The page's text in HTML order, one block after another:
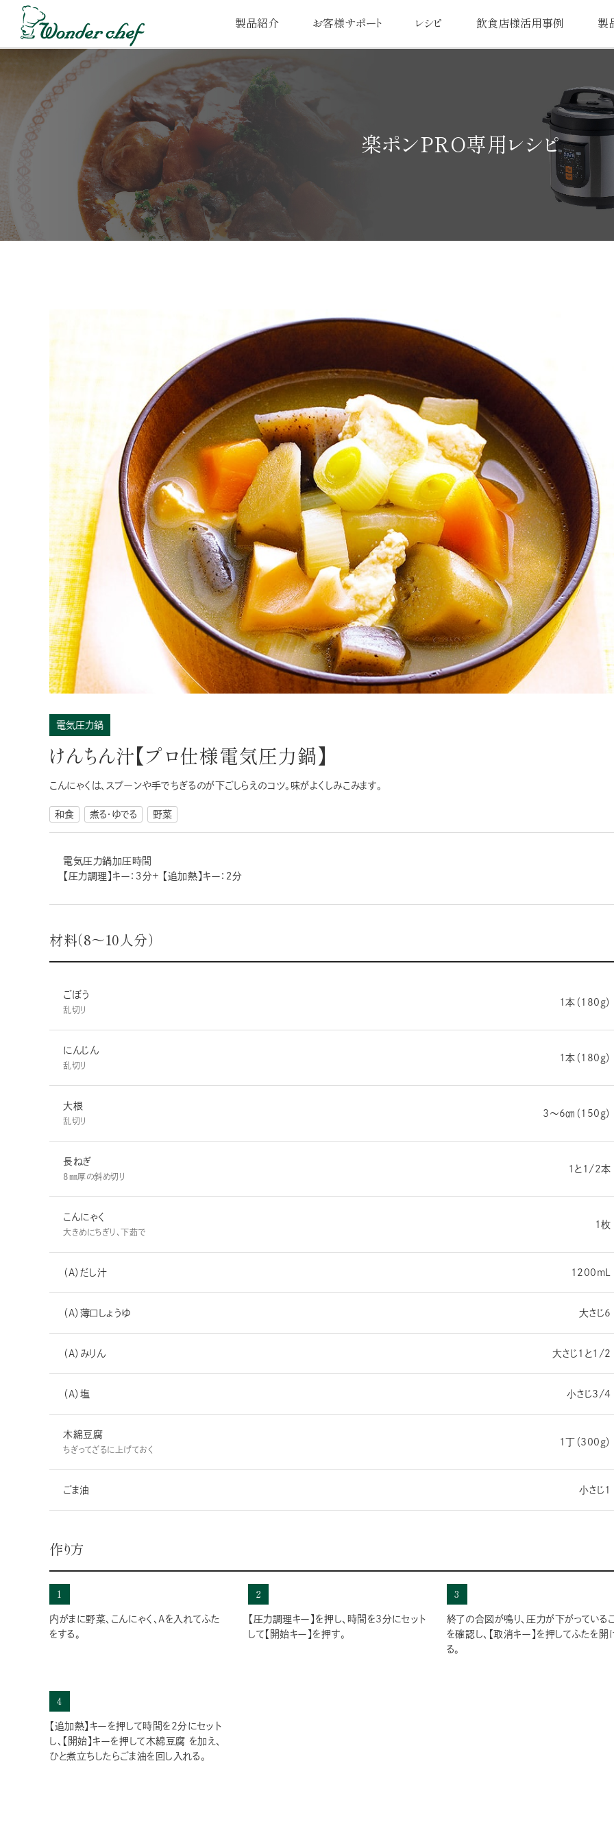
製品紹介
家庭⽤圧⼒鍋
プロ仕様圧⼒鍋
e-wonder
鍋‧フライパン
FOFO
過去に販売した商品
全製品一覧
お客様サポート
使い方・お手入れ
カタログ請求
レシピ 飲食店様活用事例 製
日本
アフターサ
圧力鍋なべ
楽ポンPRO専用レシピ
電気圧力鍋
けんちん汁【プロ仕様電気圧力鍋】
こんにゃくは、スプーンや手でちぎるのが下ごしらえのコツ。味がよくしみこみます。
和食 煮る・ゆでる 野菜
電気圧力鍋加圧時間
【圧力調理】キー：３分+ 【追加熱】キー：２分
材料（8～10人分）
ごぼう
乱切り
1本（180ℊ）
にんじん
乱切り
1本（180ℊ）
大根
乱切り
3～6㎝（150ℊ）
長ねぎ
8㎜厚の斜め切り
1と1/2本
こんにゃく
大きめにちぎり、下茹で
1枚
（A）だし汁 1200mL
（A）薄口しょうゆ 大さじ6
（A）みりん 大さじ1と1/2
（A）塩 小さじ3/4
木綿豆腐
ちぎってざるに上げておく
1丁（300ℊ）
ごま油 小さじ1
作り方
1
内がまに野菜、こんにゃく、Aを入れてふた
をする。
2
【圧力調理キー】を押し、時間を3分にセット
して【開始キー】を押す。
3
終了の合図が鳴り、圧力が下がっている
を確認し、【取消キー】を押してふたを開
る。
4
【追加熱】キーを押して時間を2分にセット
し、【開始】キーを押して木綿豆腐 を加え、
ひと煮立ちしたらごま油を回し入れる。